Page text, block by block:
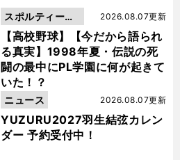
【高校野球】【今だから語られ
る真実】1998年夏・伝説の死
闘の最中にPL学園に何が起きて
いた！？
2026.08.07更新
スポルティーバ
動画
YUZURU2027羽生結弦カレン
ダー 予約受付中！
2026.08.07更新
ニュース